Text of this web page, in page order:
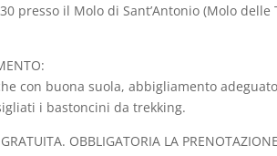
presso il Molo di Sant’Antonio (Molo
con buona suola, abbigliamento
i bastoncini da trekking.
GRATUITA. OBBLIGATORIA LA